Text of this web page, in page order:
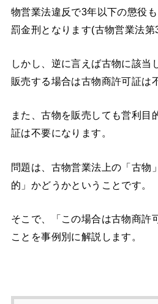
物営業法違反で3年以下の懲役
罰金刑となります(古物営業法第
しかし、逆に言えば古物に該当
販売する場合は古物商許可証は
また、古物を販売しても営利目
証は不要になります。
問題は、古物営業法上の「古物
的」かどうかということです。
そこで、「この場合は古物商許
ことを事例別に解説します。